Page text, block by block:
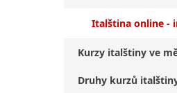
Kurzy italštiny ve
Druhy kurzů